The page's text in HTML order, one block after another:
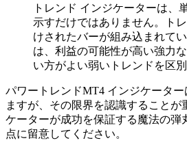
トレンド インジケーターは、
示すだけではありません。ト
けされたバーが組み込まれて
は、利益の可能性が高い強力
い方がよい弱いトレンドを区
パワートレンドMT4 インジケータ
ますが、その限界を認識することが
ケーターが成功を保証する魔法の弾
点に留意してください。